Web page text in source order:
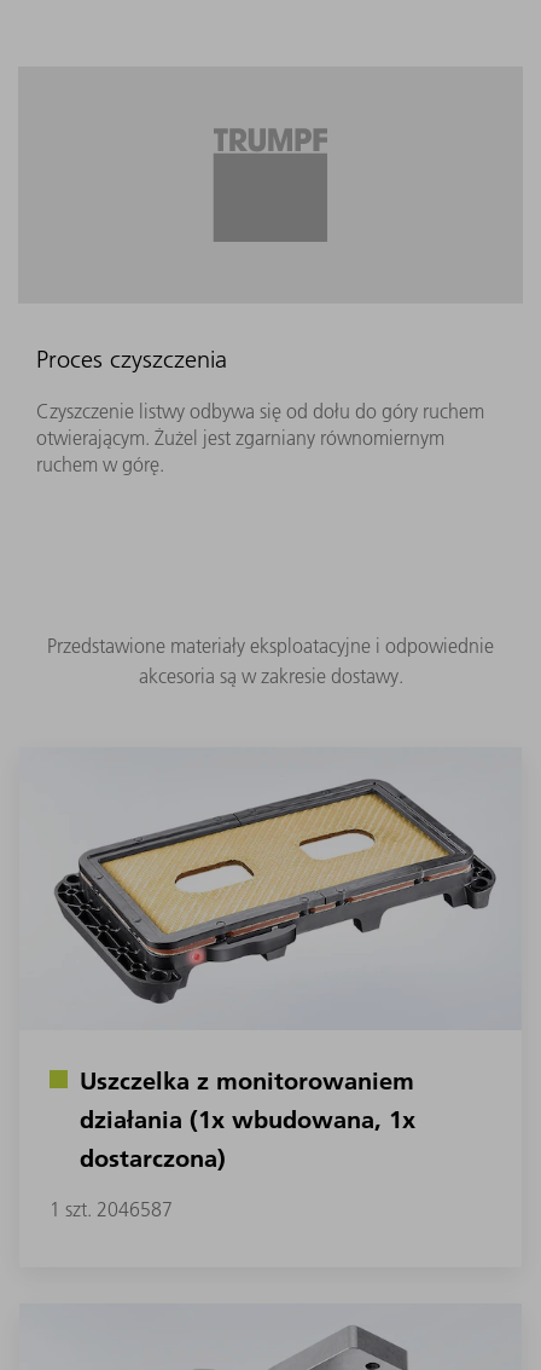
Proces czyszczenia
Czyszczenie listwy odbywa się od dołu do góry ruchem
otwierającym. Żużel jest zgarniany równomiernym
ruchem w górę.
Przedstawione materiały eksploatacyjne i odpowiednie
akcesoria są w zakresie dostawy.
Uszczelka z monitorowaniem
działania (1x wbudowana, 1x
dostarczona)
1 szt. 2046587